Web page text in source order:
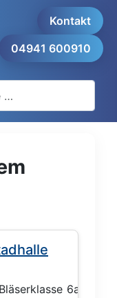
Kontakt
04941 600910
6a